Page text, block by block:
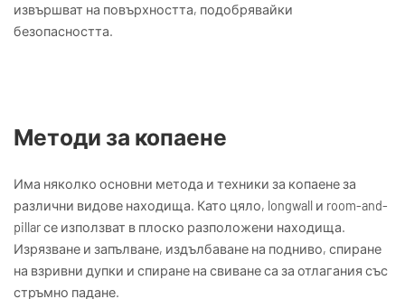
извършват на повърхността, подобрявайки
безопасността.
Методи за копаене
Има няколко основни метода и техники за копаене за
различни видове находища. Като цяло, longwall и room-and-
pillar се използват в плоско разположени находища.
Изрязване и запълване, издълбаване на подниво, спиране
на взривни дупки и спиране на свиване са за отлагания със
стръмно падане.